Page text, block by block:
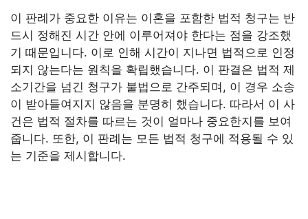
이 판례가 중요한 이유는 이혼을 포함한 법적 청구는 반
드시 정해진 시간 안에 이루어져야 한다는 점을 강조했
기 때문입니다. 이로 인해 시간이 지나면 법적으로 인정
되지 않는다는 원칙을 확립했습니다. 이 판결은 법적 제
소기간을 넘긴 청구가 불법으로 간주되며, 이 경우 소송
이 받아들여지지 않음을 분명히 했습니다. 따라서 이 사
건은 법적 절차를 따르는 것이 얼마나 중요한지를 보여
줍니다. 또한, 이 판례는 모든 법적 청구에 적용될 수 있
는 기준을 제시합니다.